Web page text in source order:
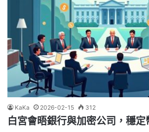
KaKa 2026-02-15 312
白宮會晤銀行與加密公司，穩